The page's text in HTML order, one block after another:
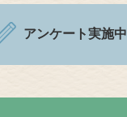
アンケート実施中